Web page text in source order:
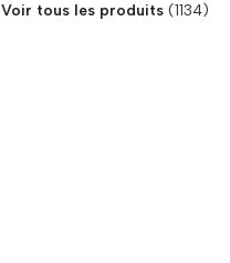
Voir tous les produits (1134)